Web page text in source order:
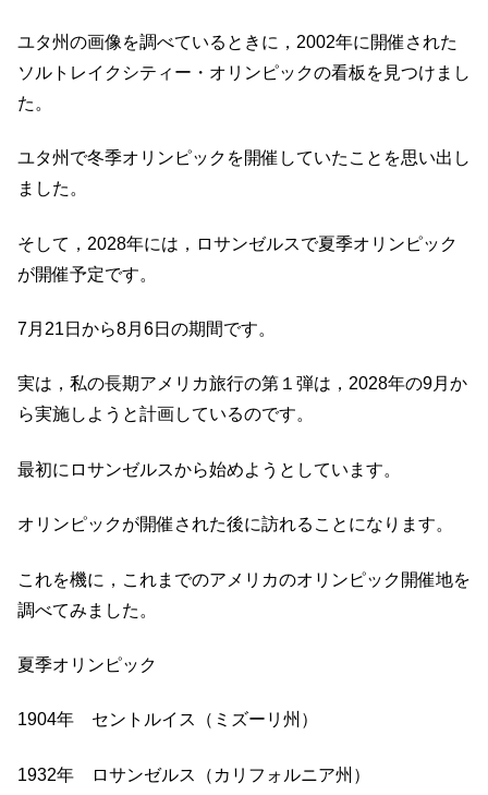
ユタ州の画像を調べているときに，2002年に開催された
ソルトレイクシティー・オリンピックの看板を見つけまし
た。
ユタ州で冬季オリンピックを開催していたことを思い出し
ました。
そして，2028年には，ロサンゼルスで夏季オリンピック
が開催予定です。
7月21日から8月6日の期間です。
実は，私の長期アメリカ旅行の第１弾は，2028年の9月か
ら実施しようと計画しているのです。
最初にロサンゼルスから始めようとしています。
オリンピックが開催された後に訪れることになります。
これを機に，これまでのアメリカのオリンピック開催地を
調べてみました。
夏季オリンピック
1904年 セントルイス（ミズーリ州）
1932年 ロサンゼルス（カリフォルニア州）